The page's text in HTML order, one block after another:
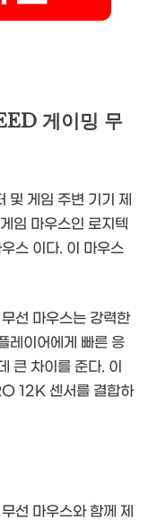
게이밍 무
및 게임 주변 기기 제
임 마우스인 로지텍
스 이다. 이 마우스
선 마우스는 강력한
레이어에게 빠른 응
큰 차이를 준다. 이
12K 센서를 결합하
마우스와 함께 제